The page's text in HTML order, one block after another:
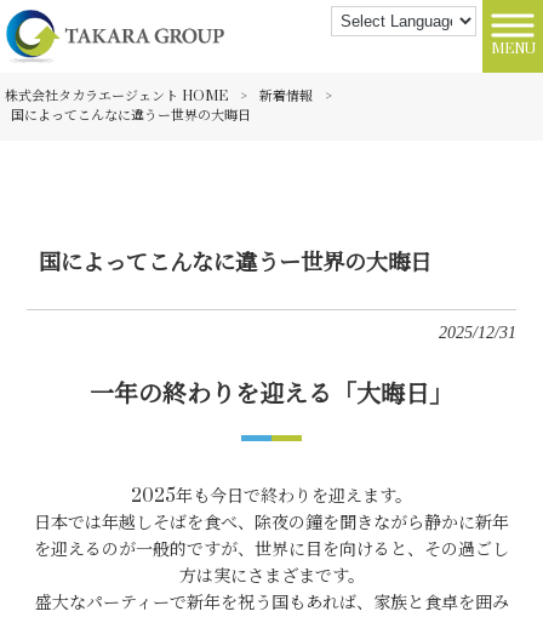
MENU
株式会社タカラエージェント HOME > 新着情報
>
国によってこんなに違うー世界の大晦日
国によってこんなに違うー世界の大晦日
2025/12/31
一年の終わりを迎える「大晦日」
2025年も今日で終わりを迎えます。
日本では年越しそばを食べ、除夜の鐘を聞きながら静かに新年
を迎えるのが一般的ですが、世界に目を向けると、その過ごし
方は実にさまざまです。
盛大なパーティーで新年を祝う国もあれば、家族と食卓を囲み